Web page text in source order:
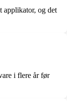
applikator, og det
i flere år før